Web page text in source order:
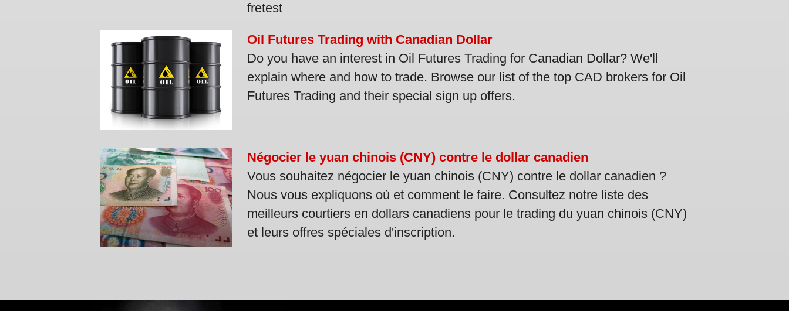
fretest
Oil Futures Trading with Canadian Dollar
Do you have an interest in Oil Futures Trading for Canadian Dollar? We'll
explain where and how to trade. Browse our list of the top CAD brokers for Oil
Futures Trading and their special sign up offers.
Négocier le yuan chinois (CNY) contre le dollar canadien
Vous souhaitez négocier le yuan chinois (CNY) contre le dollar canadien ?
Nous vous expliquons où et comment le faire. Consultez notre liste des
meilleurs courtiers en dollars canadiens pour le trading du yuan chinois (CNY)
et leurs offres spéciales d'inscription.